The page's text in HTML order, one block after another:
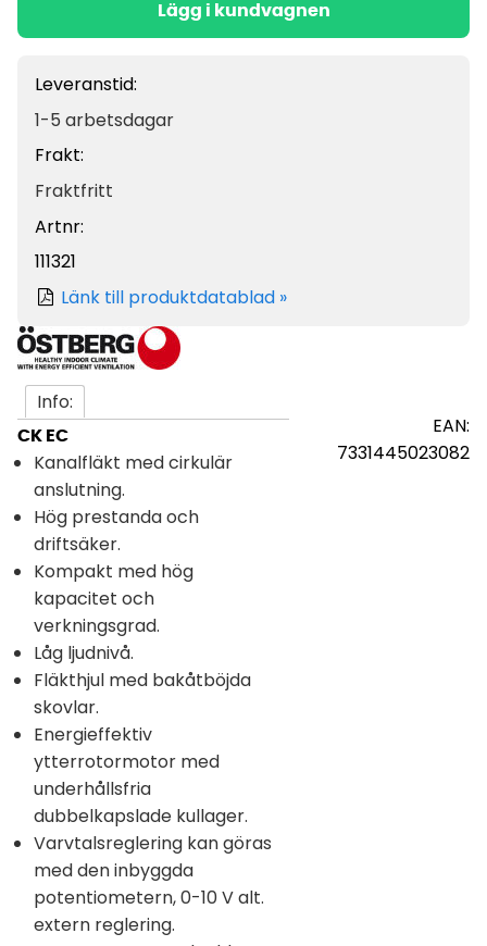
Lägg i kundvagnen
Leveranstid:
1-5 arbetsdagar
Frakt:
Fraktfritt
Artnr:
111321
Länk till produktdatablad »
Info:
CK EC
Kanalfläkt med cirkulär
anslutning.
Hög prestanda och
driftsäker.
Kompakt med hög
kapacitet och
verkningsgrad.
Låg ljudnivå.
Fläkthjul med bakåtböjda
skovlar.
Energieffektiv
ytterrotormotor med
underhållsfria
dubbelkapslade kullager.
Varvtalsreglering kan göras
med den inbyggda
potentiometern, 0-10 V alt.
extern reglering.
EAN:
7331445023082